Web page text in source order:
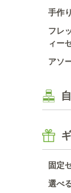
手作
フレ
ィー
アソ
固定
選べ